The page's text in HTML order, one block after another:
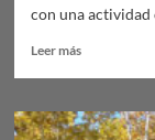
con una actividad
Leer másLeer
Punto
de